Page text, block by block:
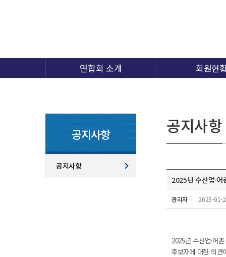
연합회 소개 회원현
공지사항
공지사항
공지사항
2025년 수산업·
관리자 2025-01-
2025년 수산업·어
후보자에 대한 의견